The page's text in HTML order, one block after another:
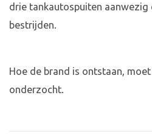
drie tankautospuiten aanwezig
bestrijden.
Hoe de brand is ontstaan,
onderzocht.